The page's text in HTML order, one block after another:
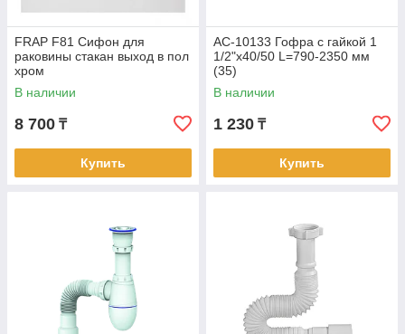
FRAP F81 Сифон для
раковины стакан выход в пол
хром
В наличии
8 700 ₸
Купить
АС-10133 Гофра с гайкой 1
1/2"х40/50 L=790-2350 мм
(35)
В наличии
1 230 ₸
Купить